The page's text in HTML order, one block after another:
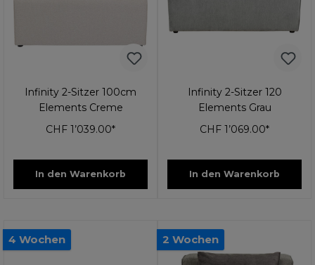
Infinity 2-Sitzer 100cm
Elements Creme
CHF 1’039.00*
In den Warenkorb
Infinity 2-Sitzer 120
Elements Grau
CHF 1’069.00*
In den Warenkorb
4 Wochen 2 Wochen